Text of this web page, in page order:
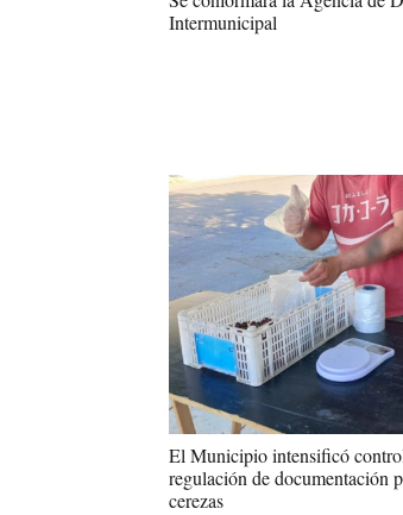
Intermunicipal
El Municipio intensificó
regulación de documentación
cerezas